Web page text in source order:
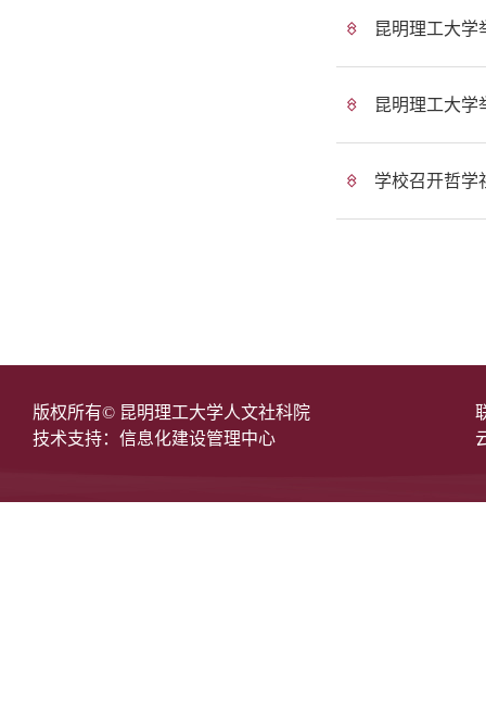
昆明理工大学
昆明理工大学
学校召开哲学
版权所有© 昆明理工大学人文社科院
技术支持：信息化建设管理中心